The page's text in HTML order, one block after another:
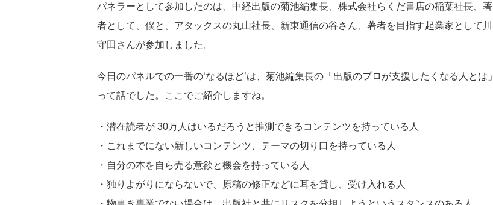
パネラーとして参加したのは、中経出版の菊池編集長、株式会社らくだ書店の稲葉社長、著
者として、僕と、アタックスの丸山社長、新東通信の谷さん、著者を目指す起業家として川
守田さんが参加しました。
今日のパネルでの一番の‘なるほど’は、菊池編集長の「出版のプロが支援したくなる人とは」
って話でした。ここでご紹介しますね。
・潜在読者が 30万人はいるだろうと推測できるコンテンツを持っている人
・これまでにない新しいコンテンツ、テーマの切り口を持っている人
・自分の本を自ら売る意欲と機会を持っている人
・独りよがりにならないで、原稿の修正などに耳を貸し、受け入れる人